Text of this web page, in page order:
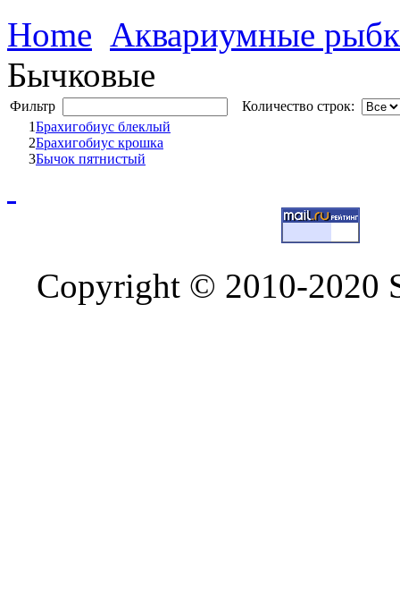
Home Аквариумные
Бычковые
Фильтр
Количество строк:
1Брахигобиус блеклый
2Брахигобиус крошка
3Бычок пятнистый
Copyright © 2010-2020